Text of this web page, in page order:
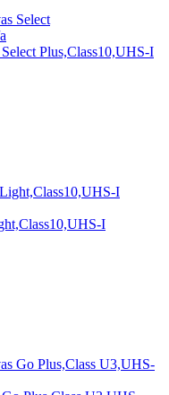
Plus,Class10,UHS-I
I